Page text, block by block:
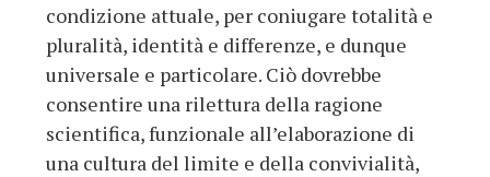
condizione attuale, per coniugare totalità e
pluralità, identità e differenze, e dunque
universale e particolare. Ciò dovrebbe
consentire una rilettura della ragione
scientifica, funzionale all’elaborazione di
una cultura del limite e della convivialità,